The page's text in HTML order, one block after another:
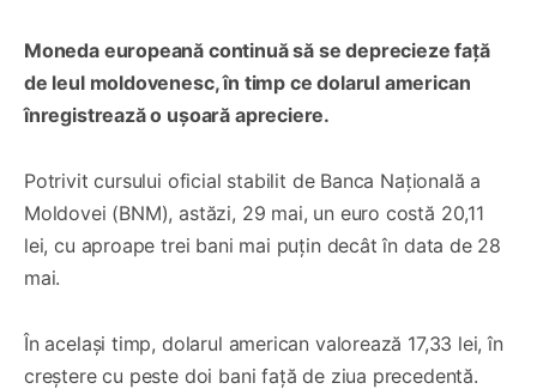
Moneda europeană continuă să se deprecieze față
de leul moldovenesc, în timp ce dolarul american
înregistrează o ușoară apreciere.
Potrivit cursului oficial stabilit de Banca Națională a
Moldovei (BNM), astăzi, 29 mai, un euro costă 20,11
lei, cu aproape trei bani mai puțin decât în data de 28
mai.
În același timp, dolarul american valorează 17,33 lei, în
creștere cu peste doi bani față de ziua precedentă.